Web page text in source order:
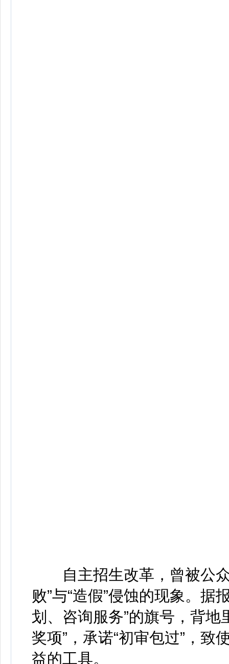
自主招生改革，曾被公众
败”与“造假”侵蚀的现象。据
划、咨询服务”的旗号，背地
奖项”，承诺“初审包过”，
益的工具。